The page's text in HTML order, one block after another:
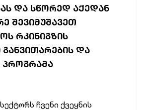
ᲓᲐ ᲡᲬᲝᲠᲔᲓ ᲐᲥᲔᲓᲐᲜ
ᲨᲔᲕᲘᲛᲣᲨᲐᲕᲔᲗ
ᲠᲙᲘᲜᲘᲒᲖᲘᲡ
ᲓᲐ
ᲞᲠᲝᲒᲠᲐᲛᲐ
სექტორს ჩვენი ქვეყნის